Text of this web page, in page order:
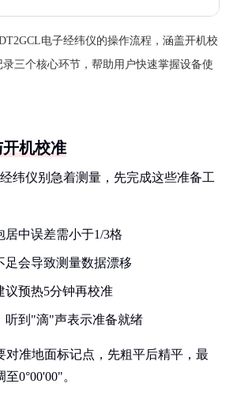
电子经纬仪的操作流程，涵盖开机校
三个核心环节，帮助用户快速掌握设备使
机校准
纬仪别急着测量，先完成这些准备工
居中误差需小于1/3格
足会导致测量数据漂移
议预热5分钟再校准
听到"滴"声表示准备就绪
对准地面标记点，先粗平后精平，最
0°00'00"。